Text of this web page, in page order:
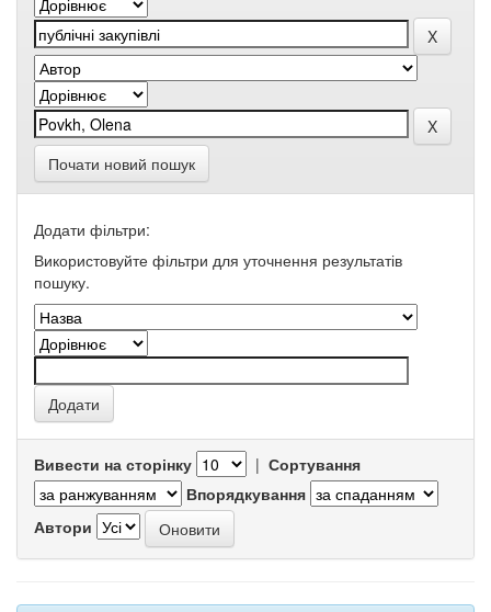
Почати новий пошук
Додати фільтри:
Використовуйте фільтри для уточнення результатів
пошуку.
Вивести на сторінку | Сортування
Впорядкування
Автори